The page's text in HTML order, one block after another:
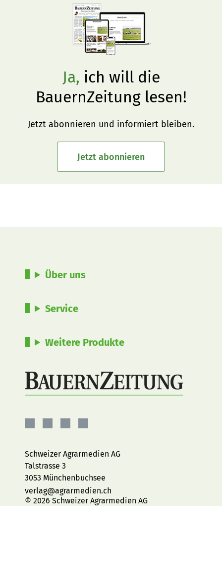
Ja, ich will die
BauernZeitung lesen!
Jetzt abonnieren und informiert bleiben.
Jetzt abonnieren
Über uns
Service
Weitere Produkte
Facebook
Instagram
YouTubeLinkedIn
Schweizer Agrarmedien AG
Talstrasse 3
3053 Münchenbuchsee
verlag@agrarmedien.ch
© 2026 Schweizer Agrarmedien AG